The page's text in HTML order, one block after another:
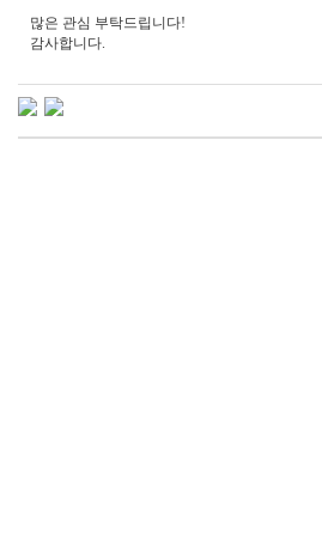
많은 관심 부탁드립니다!
감사합니다.